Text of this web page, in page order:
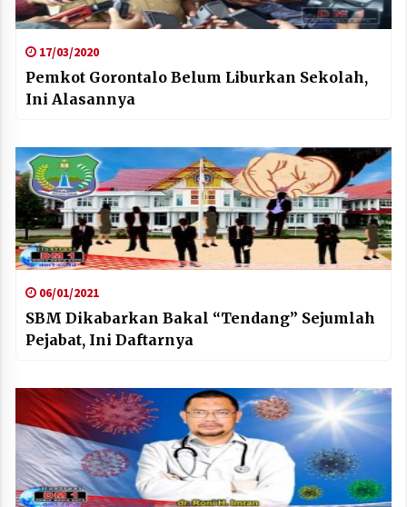
17/03/2020
Pemkot Gorontalo Belum Liburkan Sekolah,
Ini Alasannya
06/01/2021
SBM Dikabarkan Bakal “Tendang” Sejumlah
Pejabat, Ini Daftarnya